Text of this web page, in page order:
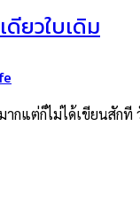
ดียวใบเดิม
กแต่ก็ไม่ได้เขียนสัก